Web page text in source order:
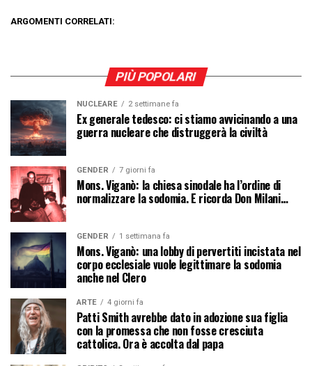
ARGOMENTI CORRELATI:
PIÙ POPOLARI
NUCLEARE 2 settimane fa
Ex generale tedesco: ci stiamo avvicinando a una
guerra nucleare che distruggerà la civiltà
GENDER 7 giorni fa
Mons. Viganò: la chiesa sinodale ha l’ordine di
normalizzare la sodomia. E ricorda Don Milani…
GENDER 1 settimana fa
Mons. Viganò: una lobby di pervertiti incistata nel
corpo ecclesiale vuole legittimare la sodomia
anche nel Clero
ARTE 4 giorni fa
Patti Smith avrebbe dato in adozione sua figlia
con la promessa che non fosse cresciuta
cattolica. Ora è accolta dal papa